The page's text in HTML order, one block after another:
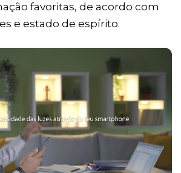
favoritas, de acordo com
e estado de espírito.